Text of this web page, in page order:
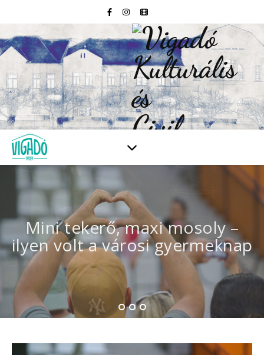
Mini tekerő, maxi mosoly –
ilyen volt a városi gyermeknap